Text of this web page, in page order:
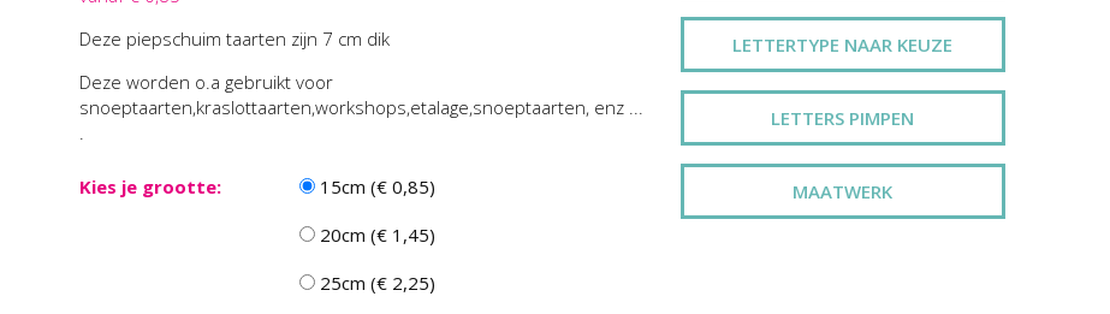
Deze piepschuim taarten zijn 7 cm dik
Deze worden o.a gebruikt voor
snoeptaarten,kraslottaarten,workshops,etalage,snoeptaarten, enz ...
.
Kies je grootte:
15cm (€ 0,85)
20cm (€ 1,45)
25cm (€ 2,25)
LETTERTYPE NAAR KEUZE
LETTERS PIMPEN
MAATWERK